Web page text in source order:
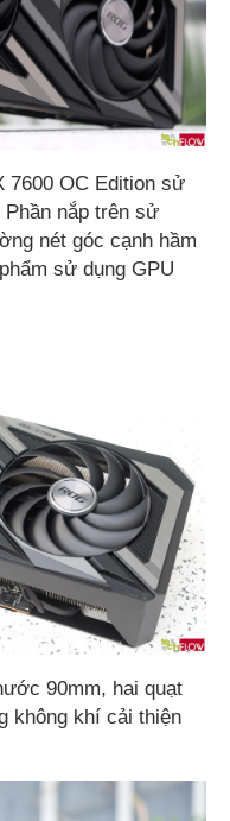
7600 OC Edition sử
Phần nắp trên sử
nét góc cạnh hầm
sử dụng GPU
90mm, hai quạt
không khí cải thiện